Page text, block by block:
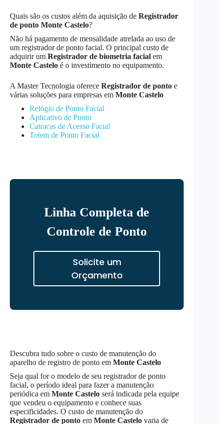
Quais são os custos além da aquisição de Registrador
de ponto Monte Castelo?
Não há pagamento de mensalidade atrelada ao uso de
um registrador de ponto facial. O principal custo de
adquirir um Registrador de biometria facial em
Monte Castelo é o investimento no equipamento.
A Master Tecnologia oferece Registrador de ponto e
várias soluções para empresas em Monte Castelo
Relógio de Ponto Facial
Aplicativo de Ponto
Catracas de Acesso Facial
Totem de Ponto Facial
Linha Completa de
Controle de Ponto
Solicite um
Orçamento
Descubra tudo sobre o custo de manutenção do
aparelho de registro de ponto em Monte Castelo
Seja qual for o modelo de seu registrador de ponto
facial, o período ideal para fazer a manutenção
periódica em Monte Castelo será indicada pela equipe
que vendeu o equipamento e conhece suas
especificidades. O custo de manutenção do
Registrador de ponto em Monte Castelo varia de